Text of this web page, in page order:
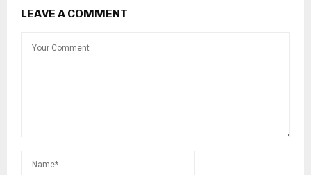
LEAVE A COMMENT